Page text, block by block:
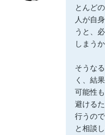
とんど
人が自
うと、
しまう
そうな
く、結
可能性
避ける
行うの
と相談